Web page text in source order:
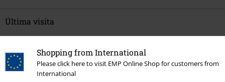
Shopping from International
Please click here to visit EMP Online Shop for customers from
International
Última visita